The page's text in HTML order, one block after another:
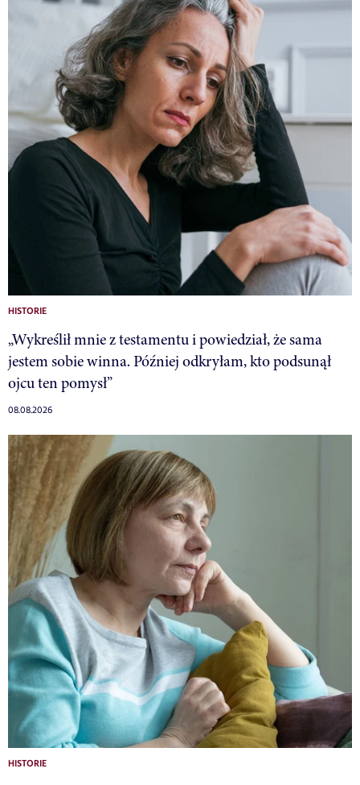
HISTORIE
„Wykreślił mnie z testamentu i powiedział, że sama
jestem sobie winna. Później odkryłam, kto podsunął
ojcu ten pomysł”
08.08.2026
HISTORIE